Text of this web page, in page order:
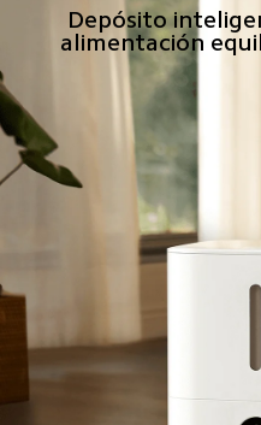
Depósito
alimentación